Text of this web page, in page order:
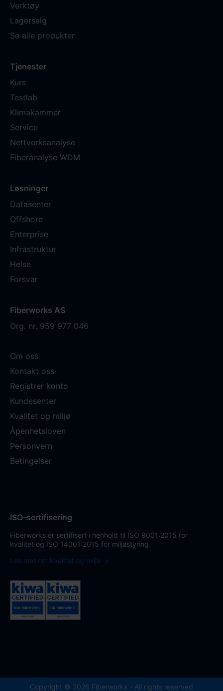
Verktøy
Lagersalg
Se alle produkter
Tjenester
Kurs
Testlab
Klimakammer
Service
Nettverksanalyse
Fiberanalyse WDM
Løsninger
Datasenter
Offshore
Enterprise
Infrastruktur
Helse
Forsvar
Fiberworks AS
Org. nr. 959 977 046
Om oss
Kontakt oss
Registrer konto
Kundesenter
Kvalitet og miljø
Åpenhetsloven
Personvern
Betingelser
ISO-sertifisering
Fiberworks er sertifisert i henhold til ISO 9001:2015 for
kvalitet og ISO 14001:2015 for miljøstyring.
Les mer om kvalitet og miljø →
Copyright © 2026 Fiberworks - All rights reserved